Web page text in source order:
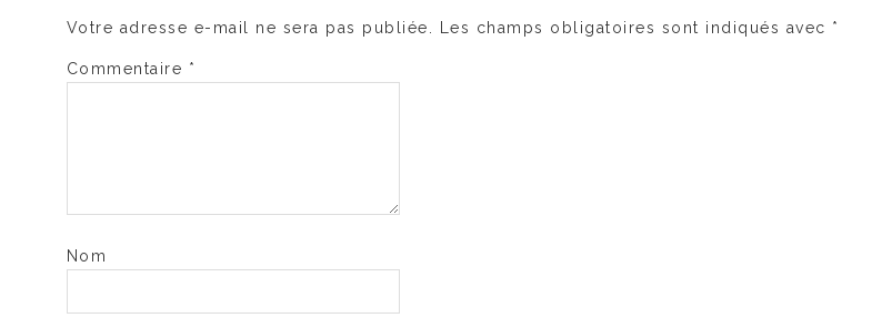
Votre adresse e-mail ne sera pas publiée. Les champs obligatoires sont indiqués avec *
Commentaire *
Nom